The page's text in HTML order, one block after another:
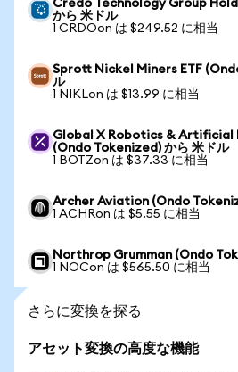
Credo Technology Group
から 米ドル
1 CRDOon は $249.52 に相当
Sprott Nickel Miners ETF
ル
1 NIKLon は $13.99 に相当
Global X Robotics & Artificial
(Ondo Tokenized) から 米ドル
1 BOTZon は $37.33 に相当
Archer Aviation (Ondo
1 ACHRon は $5.55 に相当
Northrop Grumman (Ondo
1 NOCon は $565.50 に相当
さらに変換を探る
アセット変換の高度な機能